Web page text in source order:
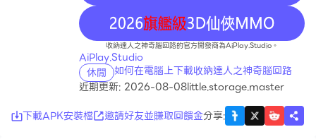
recommend
收納達人之神奇腦回路的官方開發商為AiPlay.Studio。
AiPlay.Studio
休閒 如何在電腦上下載收納達人之神奇腦回路
近期更新: 2026-08-08little.storage.master
下載APK安裝檔
邀請好友並賺取回饋金分享: